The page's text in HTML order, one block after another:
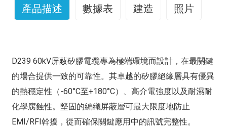
產品描述 數據表 建造 照片
D239 60kV屏蔽矽膠電纜專為極端環境而設計，在最關鍵
的場合提供一致的可靠性。其卓越的矽膠絕緣層具有優異
的熱穩定性（-60°C至+180°C）、高介電強度以及耐濕耐
化學腐蝕性。堅固的編織屏蔽層可最大限度地防止
EMI/RFI幹擾，從而確保關鍵應用中的訊號完整性。